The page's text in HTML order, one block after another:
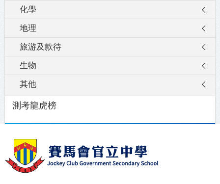
化學
地理
旅游及款待
生物
其他
測考龍虎榜